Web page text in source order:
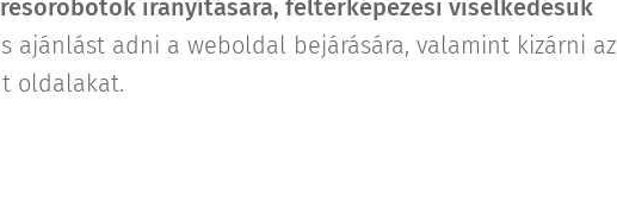
irányítására, feltérképezési viselkedésük
ajánlást adni a weboldal bejárására, valamint kizárni az
oldalakat.